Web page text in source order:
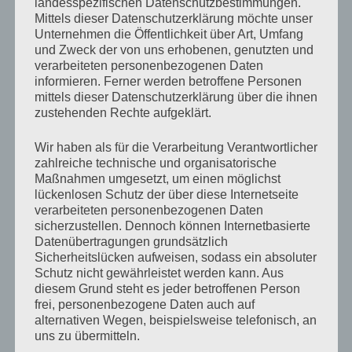
Die beidseitige Recurrensparese
Bei der beidseitigen Recurrensparese steht
neben der Dysphonie meistens noch eine
Atemnot (Dyspnoe) im Vordergrund. Da die
beiden gelähmten Stimmlippen sich nicht
mehr öffnen können, kann die Luft nicht
mehr ungehindert durch den Kehlkopf
passieren. Der Patient leidet unter akuter
Atemnot.
„Beleidigter Nerv“ oder
Durchtrennung?
Von entscheidender Bedeutung für die
Prognose der Recurrensparese ist die Frage,
Mittels dieser Datenschutzerklärung möchte unser
Unternehmen die Öffentlichkeit über Art, Umfang
und Zweck der von uns erhobenen, genutzten und
verarbeiteten personenbezogenen Daten
informieren. Ferner werden betroffene Personen
mittels dieser Datenschutzerklärung über die ihnen
zustehenden Rechte aufgeklärt.
Wir haben als für die Verarbeitung Verantwortlicher
zahlreiche technische und organisatorische
Maßnahmen umgesetzt, um einen möglichst
lückenlosen Schutz der über diese Internetseite
verarbeiteten personenbezogenen Daten
sicherzustellen. Dennoch können Internetbasierte
Datenübertragungen grundsätzlich
Sicherheitslücken aufweisen, sodass ein absoluter
Schutz nicht gewährleistet werden kann. Aus
diesem Grund steht es jeder betroffenen Person
frei, personenbezogene Daten auch auf
alternativen Wegen, beispielsweise telefonisch, an
uns zu übermitteln.